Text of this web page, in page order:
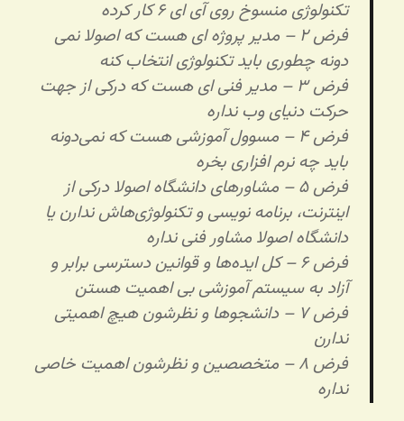
تکنولوژی منسوخ روی آی ای ۶ کار کرده
فرض ۲ – مدیر پروژه ای هست که اصولا نمی
دونه چطوری باید تکنولوژی انتخاب کنه
فرض ۳ – مدیر فنی ای هست که درکی از جهت
حرکت دنیای وب نداره
فرض ۴ – مسوول آموزشی هست که نمی‌دونه
باید چه نرم افزاری بخره
فرض ۵ – مشاورهای دانشگاه اصولا درکی از
اینترنت، برنامه نویسی و تکنولوژی‌هاش ندارن یا
دانشگاه اصولا مشاور فنی نداره
فرض ۶ – کل ایده‌ها و قوانین دسترسی برابر و
آزاد به سیستم آموزشی بی اهمیت هستن
فرض ۷ – دانشجوها و نظرشون هیچ اهمیتی
ندارن
فرض ۸ – متخصصین و نظرشون اهمیت خاصی
نداره